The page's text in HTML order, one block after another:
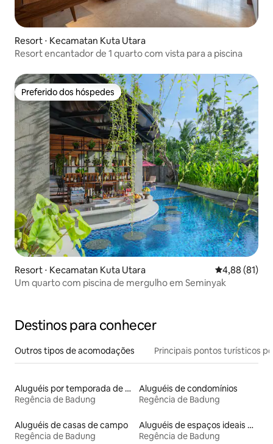
Resort ⋅ Kecamatan Kuta Utara
Resort encantador de 1 quarto com vista para a piscina
Preferido dos hóspedes
Preferido dos hóspedes
Resort ⋅ Kecamatan Kuta Utara 4,88 de uma
4,88 (81)
Um quarto com piscina de mergulho em Seminyak
Destinos para conhecer
Outros tipos de acomodações Principais pontos turísticos
Aluguéis por temporada de acomodações de luxo
Regência de Badung
Aluguéis de condomínios
Regência de Badung
Aluguéis de casas de campo
Regência de Badung
Aluguéis de espaços ideais para famílias
Regência de Badung